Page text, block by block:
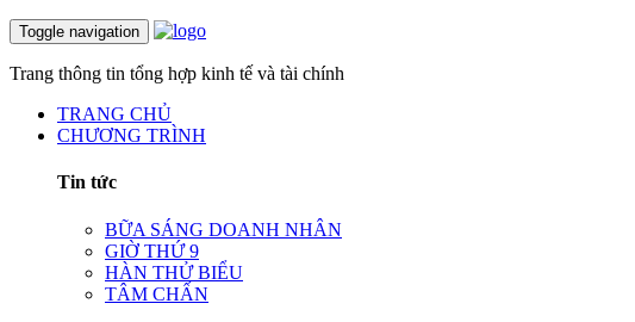
Toggle navigation
Trang thông tin tổng hợp kinh tế và tài chính
TRANG CHỦ
CHƯƠNG TRÌNH
Tin tức
BỮA SÁNG DOANH NHÂN
GIỜ THỨ 9
HÀN THỬ BIỂU
TÂM CHẤN